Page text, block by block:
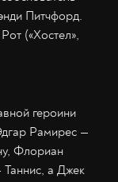
Питчфорд.
(«Хостел»,
героини
Рамирес —
Флориан
а Джек